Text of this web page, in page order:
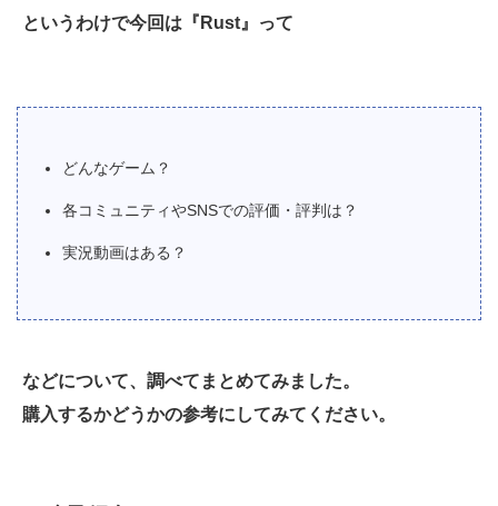
というわけで今回は『Rust』って
どんなゲーム？
各コミュニティやSNSでの評価・評判は？
実況動画はある？
などについて、調べてまとめてみました。
購入するかどうかの参考にしてみてください。